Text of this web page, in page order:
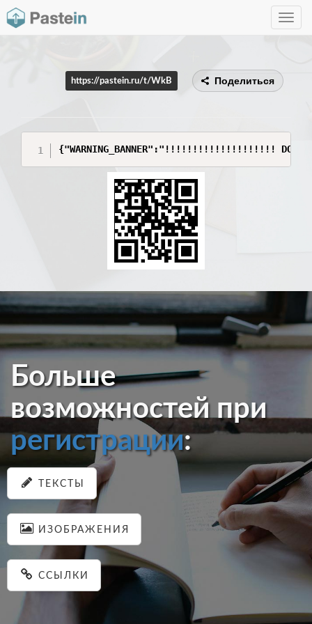
Toggle
https://pastein.ru/t/WkB Поделиться
{"WARNING_BANNER":"!!!!!!!!!!!!!!!!!!!! DO NOT SHARE
Больше
возможностей при
регистрации:
ТЕКСТЫ
ИЗОБРАЖЕНИЯ
ССЫЛКИ